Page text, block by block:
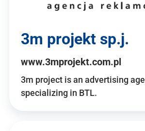
3m projekt sp.j.
www.3mprojekt.com.pl
3m project is an advertising
specializing in BTL.